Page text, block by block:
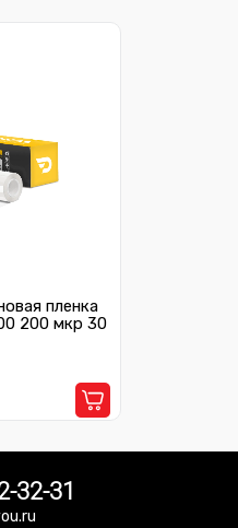
пленка
200 мкр 30
32-31